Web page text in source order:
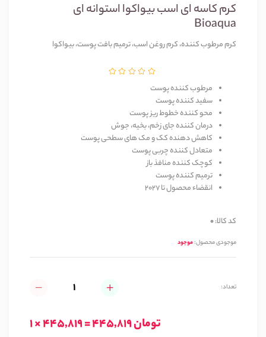
کرم کاسه ای اسب بیواکوا استوانه ای
Bioaqua
کرم مرطوب کننده، کرم روغن اسب، ترمیم بافت پوست، بیواکوا
مرطوب کننده پوست
سفید کننده پوست
محو کننده خطوط ریز پوست
درمان کننده جای زخم، بخیه، جوش
کاهش دهنده کک و مک های سطحی پوست
متعادل کننده چربی پوست
کوچک کننده منافذ باز
ترمیم کننده پوست
انقضاء محصول تا 2027
کد کالا:0
موجودی محصول:موجود
تعداد:
1 × 445,819 = 445,819 تومان